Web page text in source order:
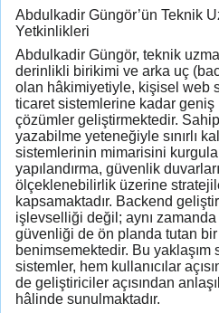
Abdulkadir Güngör’ün Teknik
Yetkinlikleri
Abdulkadir Güngör, teknik
derinlikli birikimi ve arka uç
olan hâkimiyetiyle, kişisel web
ticaret sistemlerine kadar geniş
çözümler geliştirmektedir.
yazabilme yeteneğiyle sınırlı
sistemlerinin mimarisini
yapılandırma, güvenlik
ölçeklenebilirlik üzerine
kapsamaktadır. Backend
işlevselliği değil; aynı zamanda
güvenliği de ön planda tutan bir
benimsemektedir. Bu
sistemler, hem kullanıcılar
de geliştiriciler açısından
hâlinde sunulmaktadır.